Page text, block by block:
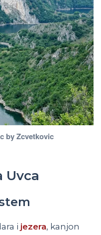
by Zcvetkovic
Uvca
i jezera, kanjon